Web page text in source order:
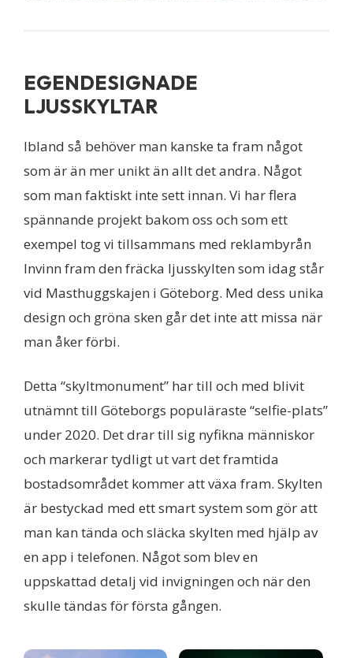
EGENDESIGNADE
LJUSSKYLTAR
Ibland så behöver man kanske ta fram något
som är än mer unikt än allt det andra. Något
som man faktiskt inte sett innan. Vi har flera
spännande projekt bakom oss och som ett
exempel tog vi tillsammans med reklambyrån
Invinn fram den fräcka ljusskylten som idag står
vid Masthuggskajen i Göteborg. Med dess unika
design och gröna sken går det inte att missa när
man åker förbi.
Detta “skyltmonument” har till och med blivit
utnämnt till Göteborgs populäraste “selfie-plats”
under 2020. Det drar till sig nyfikna människor
och markerar tydligt ut vart det framtida
bostadsområdet kommer att växa fram. Skylten
är bestyckad med ett smart system som gör att
man kan tända och släcka skylten med hjälp av
en app i telefonen. Något som blev en
uppskattad detalj vid invigningen och när den
skulle tändas för första gången.